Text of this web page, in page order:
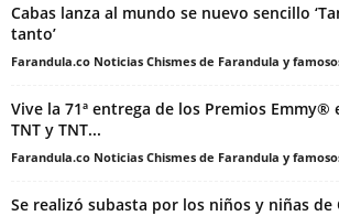
Cabas lanza al mundo se nuevo sencillo
tanto’
Farandula.co Noticias Chismes de Farandula y
Vive la 71ª entrega de los Premios Emmy®
TNT y TNT...
Farandula.co Noticias Chismes de Farandula y
Se realizó subasta por los niños y niñas de